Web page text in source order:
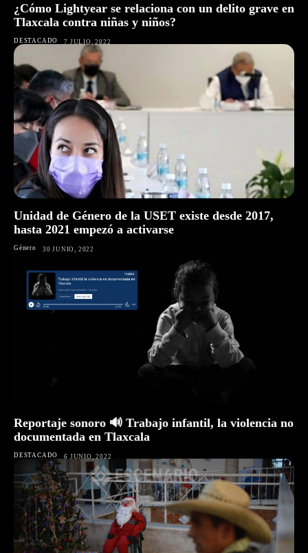
¿Cómo Lightyear se relaciona con un delito grave en
Tlaxcala contra niñas y niños?
DESTACADO 7 JULIO, 2022
Unidad de Género de la USET existe desde 2017,
hasta 2021 empezó a activarse
Género 30 JUNIO, 2022
Reportaje sonoro 🔊 Trabajo infantil, la violencia no
documentada en Tlaxcala
DESTACADO 6 JUNIO, 2022